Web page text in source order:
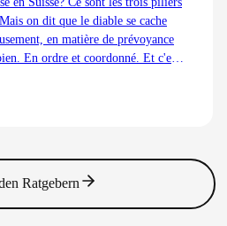
on dit que le diable se cache
en matière de prévoyance
En ordre et coordonné. Et c'est
Ratgebern